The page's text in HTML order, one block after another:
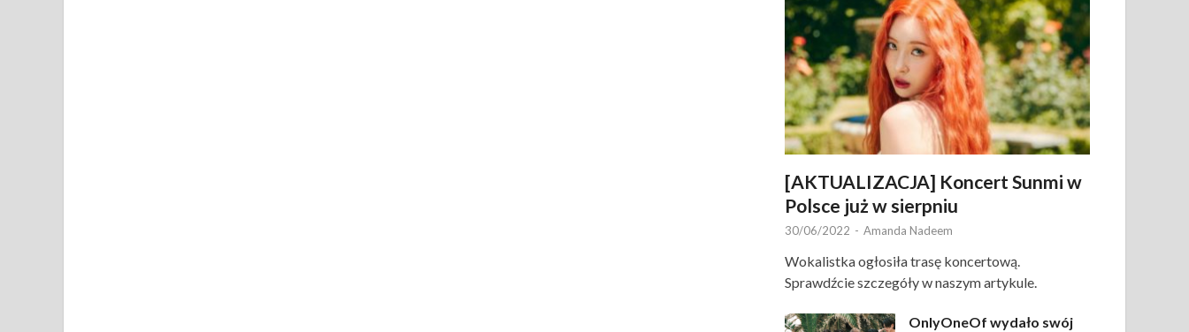
[AKTUALIZACJA] Koncert Sunmi w
Polsce już w sierpniu
30/06/2022 - Amanda Nadeem
Wokalistka ogłosiła trasę koncertową.
Sprawdźcie szczegóły w naszym artykule.
OnlyOneOf wydało swój